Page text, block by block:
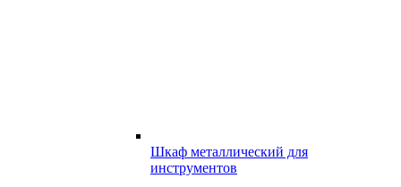
Шкаф металлический для
инструментов